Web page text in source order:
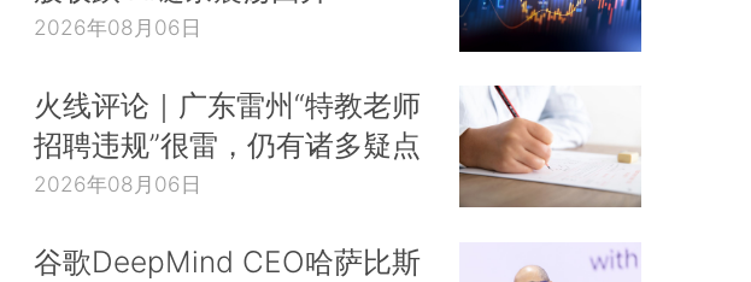
2026年08月06日
火线评论｜广东雷州“特教老师
招聘违规”很雷，仍有诸多疑点
2026年08月06日
谷歌DeepMind CEO哈萨比斯